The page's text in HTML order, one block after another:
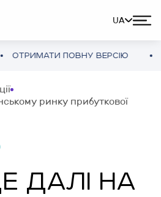
UA
ПОВНУ ВЕРСІЮ
ринку прибуткової
ДАЛІ НА